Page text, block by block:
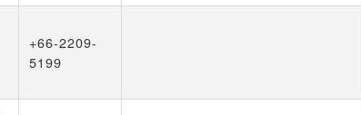
+66-2209-
5199